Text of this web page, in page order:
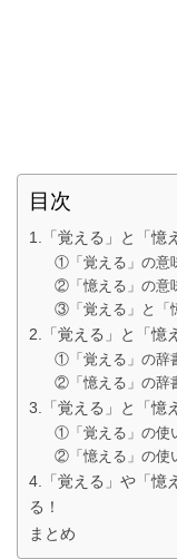
目次
1.「覚える」と「憶
①「覚える」の意
②「憶える」の意
③「覚える」と「
2.「覚える」と「憶
①「覚える」の辞
②「憶える」の辞
3.「覚える」と「憶
①「覚える」の使
②「憶える」の使
4.「覚える」や「憶
る！
まとめ